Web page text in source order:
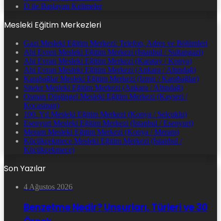
D ile Başlayan Kelimeler
Mesleki Eğitim Merkezleri
Gazi Mesleki Eğitim Merkezi: Telefon, Adres ve Bölümleri
Ahi Evren Mesleki Eğitim Merkezi (İstanbul / Sultangazi)
Ahi Evran Mesleki Eğitim Merkezi (Karatay / Konya)
Ahi Evran Mesleki Eğitim Merkezi (Ankara / Altındağ)
Karabağlar Mesleki Eğitim Merkezi (İzmir / Karabağlar)
Siteler Mesleki Eğitim Merkezi (Ankara / Altındağ)
Osman Düşüngel Mesleki Eğitim Merkezi (Kayseri /
Kocasinan)
100. Yıl Mesleki Eğitim Merkezi (Konya / Selçuklu)
Esenyurt Mesleki Eğitim Merkezi (İstanbul / Esenyurt)
Meram Mesleki Eğitim Merkezi (Konya / Meram)
Küçükçekmece Mesleki Eğitim Merkezi (İstanbul /
Küçükçekmece)
Son Yazılar
4 Ağustos 2026
Benzetme Nedir? Unsurları, Türleri ve 30